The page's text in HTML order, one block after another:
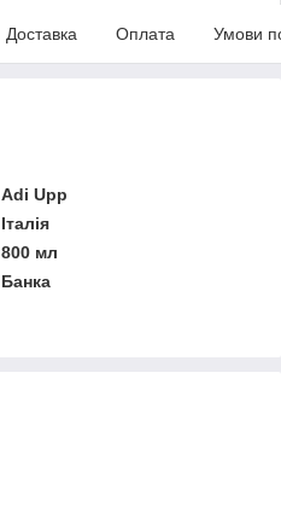
Доставка Оплата Умови
Adi Upp
Італія
800 мл
Банка